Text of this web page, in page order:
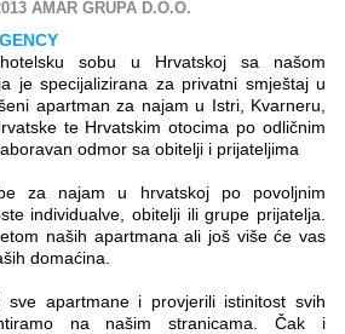
AMAR GRUPA D.O.O.
sobu u Hrvatskoj sa našom
je specijalizirana za privatni smještaj u
apartman za najam u Istri, Kvarneru,
te Hrvatskim otocima po odličnim
odmor sa obitelji i prijateljima
za najam u hrvatskoj po povoljnim
individualve, obitelji ili grupe prijatelja.
naših apartmana ali još više će vas
domaćina.
sve apartmane i provjerili istinitost svih
na našim stranicama. Čak i